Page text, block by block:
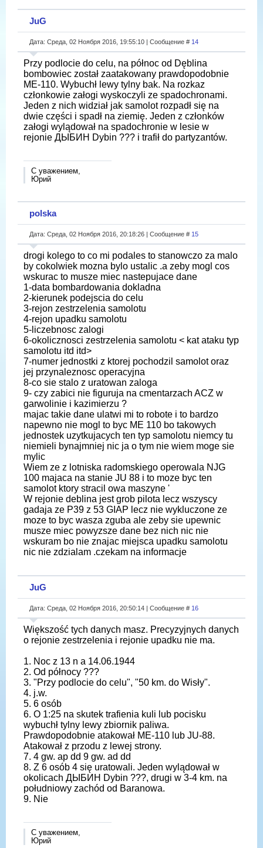
JuG
Дата: Среда, 02 Ноября 2016, 19:55:10 | Сообщение # 14
Przy podlocie do celu, na północ od Dęblina
bombowiec został zaatakowany prawdopodobnie
ME-110. Wybuchł lewy tylny bak. Na rozkaz
członkowie załogi wyskoczyli ze spadochronami.
Jeden z nich widział jak samolot rozpadł się na
dwie części i spadł na ziemię. Jeden z członków
załogi wylądował na spadochronie w lesie w
rejonie ДЫБИН Dybin ??? i trafił do partyzantów.
С уважением,
Юрий
polska
Дата: Среда, 02 Ноября 2016, 20:18:26 | Сообщение # 15
drogi kolego to co mi podales to stanowczo za malo
by cokolwiek mozna bylo ustalic .a zeby mogl cos
wskurac to musze miec nastepujace dane
1-data bombardowania dokladna
2-kierunek podejscia do celu
3-rejon zestrzelenia samolotu
4-rejon upadku samolotu
5-liczebnosc zalogi
6-okolicznosci zestrzelenia samolotu < kat ataku typ
samolotu itd itd>
7-numer jednostki z ktorej pochodzil samolot oraz
jej przynaleznosc operacyjna
8-co sie stalo z uratowan zaloga
9- czy zabici nie figuruja na cmentarzach ACZ w
garwolinie i kazimierzu ?
majac takie dane ulatwi mi to robote i to bardzo
napewno nie mogl to byc ME 110 bo takowych
jednostek uzytkujacych ten typ samolotu niemcy tu
niemieli bynajmniej nic ja o tym nie wiem moge sie
mylic
Wiem ze z lotniska radomskiego operowala NJG
100 majaca na stanie JU 88 i to moze byc ten
samolot ktory stracil owa maszyne '
W rejonie deblina jest grob pilota lecz wszyscy
gadaja ze P39 z 53 GIAP lecz nie wykluczone ze
moze to byc wasza zguba ale zeby sie upewnic
musze miec powyzsze dane bez nich nic nie
wskuram bo nie znajac miejsca upadku samolotu
nic nie zdzialam .czekam na informacje
JuG
Дата: Среда, 02 Ноября 2016, 20:50:14 | Сообщение # 16
Większość tych danych masz. Precyzyjnych danych
o rejonie zestrzelenia i rejonie upadku nie ma.
1. Noc z 13 n a 14.06.1944
2. Od północy ???
3. "Przy podlocie do celu", "50 km. do Wisły".
4. j.w.
5. 6 osób
6. O 1:25 na skutek trafienia kuli lub pocisku
wybuchł tylny lewy zbiornik paliwa.
Prawdopodobnie atakował ME-110 lub JU-88.
Atakował z przodu z lewej strony.
7. 4 gw. ap dd 9 gw. ad dd
8. Z 6 osób 4 się uratowali. Jeden wylądował w
okolicach ДЫБИН Dybin ???, drugi w 3-4 km. na
południowy zachód od Baranowa.
9. Nie
С уважением,
Юрий